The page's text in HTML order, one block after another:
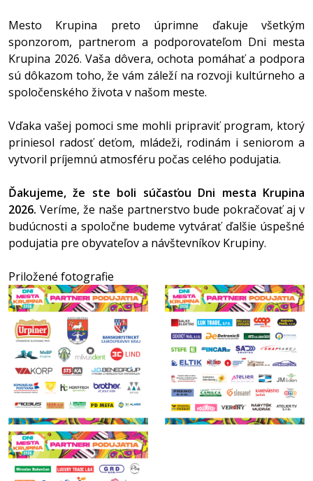
Mesto Krupina preto úprimne ďakuje všetkým
sponzorom, partnerom a podporovateľom Dni mesta
Krupina 2026. Vaša dôvera, ochota pomáhať a podpora
sú dôkazom toho, že vám záleží na rozvoji kultúrneho a
spoločenského života v našom meste.
Vďaka vašej pomoci sme mohli pripraviť program, ktorý
priniesol radosť deťom, mládeži, rodinám i seniorom a
vytvoril príjemnú atmosféru počas celého podujatia.
Ďakujeme, že ste boli súčasťou Dni mesta Krupina
2026. Veríme, že naše partnerstvo bude pokračovať aj v
budúcnosti a spoločne budeme vytvárať ďalšie úspešné
podujatia pre obyvateľov a návštevníkov Krupiny.
Priložené fotografie